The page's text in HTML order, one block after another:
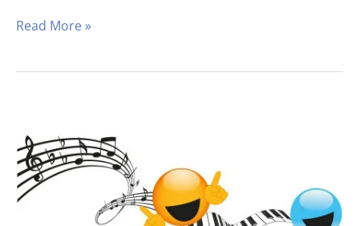
Read More »